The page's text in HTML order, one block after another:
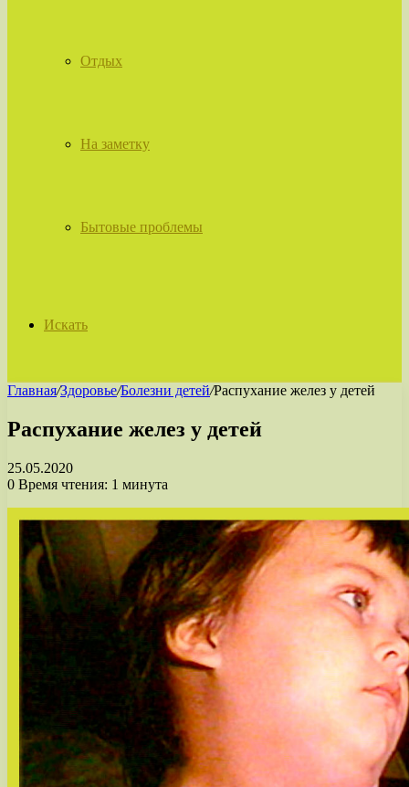
Отдых
На заметку
Бытовые проблемы
Искать
Главная/Здоровье/Болезни детей/Распухание желез у детей
Распухание желез у детей
25.05.2020
0 Время чтения: 1 минута